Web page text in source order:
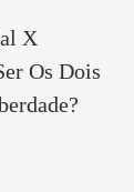
X
Os Dois